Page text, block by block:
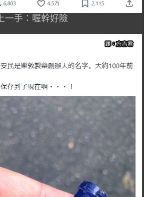
上一手：喔幹好險